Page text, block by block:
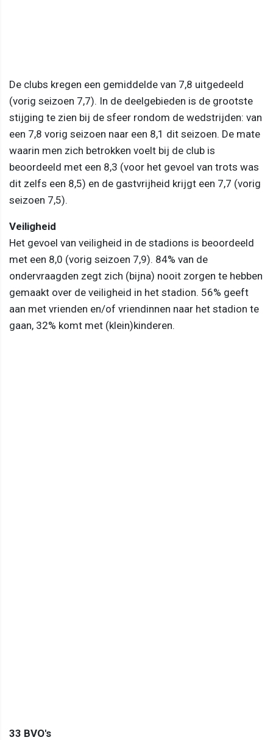
De clubs kregen een gemiddelde van 7,8 uitgedeeld
(vorig seizoen 7,7). In de deelgebieden is de grootste
stijging te zien bij de sfeer rondom de wedstrijden: van
een 7,8 vorig seizoen naar een 8,1 dit seizoen. De mate
waarin men zich betrokken voelt bij de club is
beoordeeld met een 8,3 (voor het gevoel van trots was
dit zelfs een 8,5) en de gastvrijheid krijgt een 7,7 (vorig
seizoen 7,5).
Veiligheid
Het gevoel van veiligheid in de stadions is beoordeeld
met een 8,0 (vorig seizoen 7,9). 84% van de
ondervraagden zegt zich (bijna) nooit zorgen te hebben
gemaakt over de veiligheid in het stadion. 56% geeft
aan met vrienden en/of vriendinnen naar het stadion te
gaan, 32% komt met (klein)kinderen.
33 BVO's